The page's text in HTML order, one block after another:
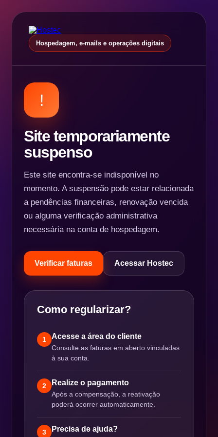
Hospedagem, e-mails e operações digitais
!
Site temporariamente
suspenso
Este site encontra-se indisponível no
momento. A suspensão pode estar relacionada
a pendências financeiras, renovação vencida
ou alguma verificação administrativa
necessária na conta de hospedagem.
Verificar faturas Acessar Hostec
Como regularizar?
1 Acesse a área do cliente
Consulte as faturas em aberto vinculadas
à sua conta.
2 Realize o pagamento
Após a compensação, a reativação
poderá ocorrer automaticamente.
3 Precisa de ajuda?